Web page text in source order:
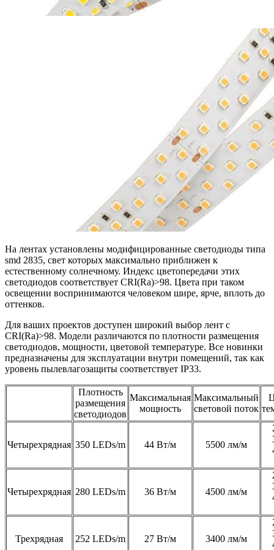
На лентах установлены модифицированные светодиоды типа
smd 2835, свет которых максимально приближен к
естественному солнечному. Индекс цветопередачи этих
светодиодов соответствует CRI(Ra)>98. Цвета при таком
освещении воспринимаются человеком шире, ярче, вплоть до
оттенков.
Для ваших проектов доступен широкий выбор лент с
CRI(Ra)>98. Модели различаются по плотности размещения
светодиодов, мощности, цветовой температуре. Все новинки
предназначены для эксплуатации внутри помещений, так как
уровень пылевлагозащиты соответствует IP33.
Плотность
размещения
светодиодов
Максимальная
мощность
Максимальный
световой поток
Четырехрядная 350 LEDs/m 44 Вт/м 5500 лм/м
Четырехрядная 280 LEDs/m 36 Вт/м 4500 лм/м
Трехрядная 252 LEDs/m 27 Вт/м 3400 лм/м